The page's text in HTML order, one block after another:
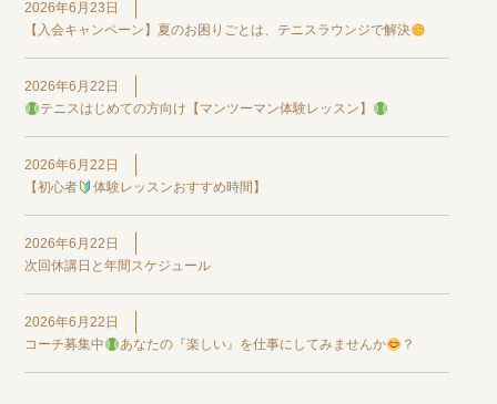
2026年6月23日
【入会キャンペーン】夏のお困りごとは、テニスラウンジで解決
2026年6月22日
テニスはじめての方向け【マンツーマン体験レッスン】
2026年6月22日
【初心者
体験レッスンおすすめ時間】
2026年6月22日
次回休講日と年間スケジュール
2026年6月22日
コーチ募集中
あなたの『楽しい』を仕事にしてみませんか ？